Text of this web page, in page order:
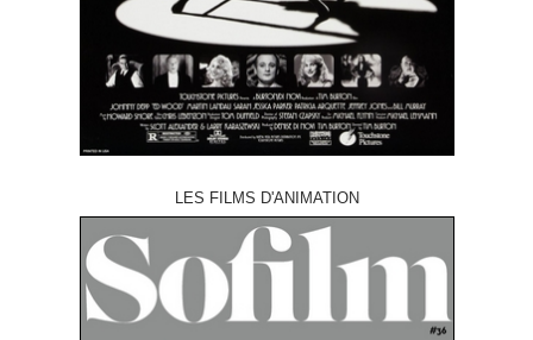
LES FILMS D'ANIMATION